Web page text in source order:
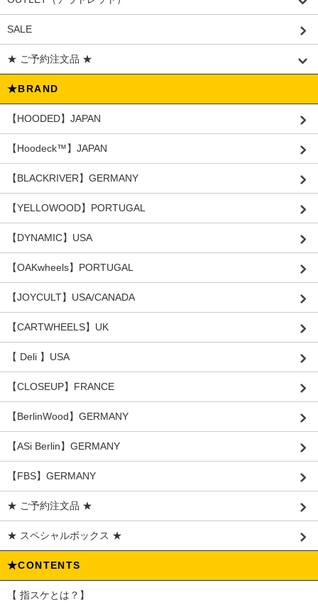
SALE
★ ご予約注文品 ★
★BRAND
【HOODED】JAPAN
【Hoodeck™️】JAPAN
【BLACKRIVER】GERMANY
【YELLOWOOD】PORTUGAL
【DYNAMIC】USA
【OAKwheels】PORTUGAL
【JOYCULT】USA/CANADA
【CARTWHEELS】UK
【 Deli 】USA
【CLOSEUP】FRANCE
【BerlinWood】GERMANY
【ASi Berlin】GERMANY
【FBS】GERMANY
★ ご予約注文品 ★
★ スペシャルボックス ★
★CONTENTS
【 指スケとは？】